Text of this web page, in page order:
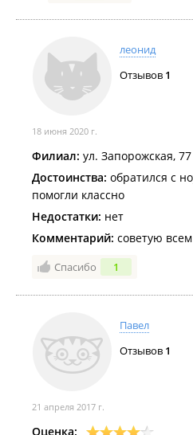
леонид
Отзывов 1
18 июня 2020 г.
Филиал: ул. Запорожская, 77
Достоинства: обратился с
помогли классно
Недостатки: нет
Комментарий: советую
Спасибо 1
Павел
Отзывов 1
21 апреля 2017 г.
Оценка: